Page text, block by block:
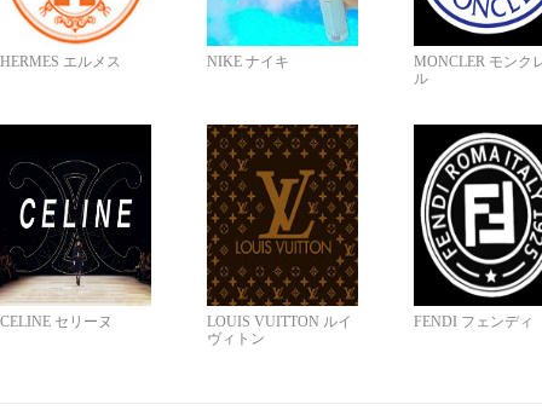
HERMES エルメス NIKE ナイキ
MONCLER モンク
ル
CELINE セリーヌ
LOUIS VUITTON ルイ
ヴィトン
FENDI フェンディ